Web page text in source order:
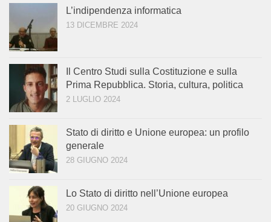
L’indipendenza informatica
13 DICEMBRE 2024
Il Centro Studi sulla Costituzione e sulla
Prima Repubblica. Storia, cultura, politica
2 LUGLIO 2024
Stato di diritto e Unione europea: un profilo
generale
28 GIUGNO 2024
Lo Stato di diritto nell’Unione europea
20 GIUGNO 2024